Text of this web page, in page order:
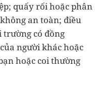
quấy rối hoặc phân
an toàn; điều
trường có đồng
người khác hoặc
hoặc coi thường